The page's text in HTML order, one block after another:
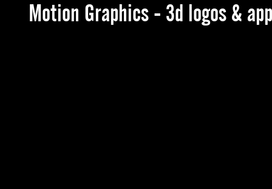
Motion Graphics - 3d logos &